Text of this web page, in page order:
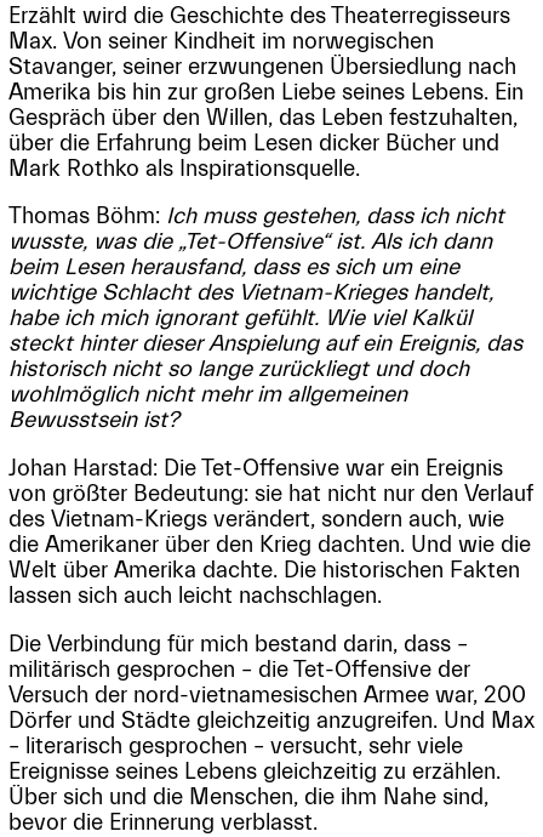
Erzählt wird die Geschichte des Theaterregisseurs
Max. Von seiner Kindheit im norwegischen
Stavanger, seiner erzwungenen Übersiedlung nach
Amerika bis hin zur großen Liebe seines Lebens. Ein
Gespräch über den Willen, das Leben festzuhalten,
über die Erfahrung beim Lesen dicker Bücher und
Mark Rothko als Inspirationsquelle.
Thomas Böhm: Ich muss gestehen, dass ich nicht
wusste, was die „Tet-Offensive“ ist. Als ich dann
beim Lesen herausfand, dass es sich um eine
wichtige Schlacht des Vietnam-Krieges handelt,
habe ich mich ignorant gefühlt. Wie viel Kalkül
steckt hinter dieser Anspielung auf ein Ereignis, das
historisch nicht so lange zurückliegt und doch
wohlmöglich nicht mehr im allgemeinen
Bewusstsein ist?
Johan Harstad: Die Tet-Offensive war ein Ereignis
von größter Bedeutung: sie hat nicht nur den Verlauf
des Vietnam-Kriegs verändert, sondern auch, wie
die Amerikaner über den Krieg dachten. Und wie die
Welt über Amerika dachte. Die historischen Fakten
lassen sich auch leicht nachschlagen.
Die Verbindung für mich bestand darin, dass –
militärisch gesprochen – die Tet-Offensive der
Versuch der nord-vietnamesischen Armee war, 200
Dörfer und Städte gleichzeitig anzugreifen. Und Max
– literarisch gesprochen – versucht, sehr viele
Ereignisse seines Lebens gleichzeitig zu erzählen.
Über sich und die Menschen, die ihm Nahe sind,
bevor die Erinnerung verblasst.